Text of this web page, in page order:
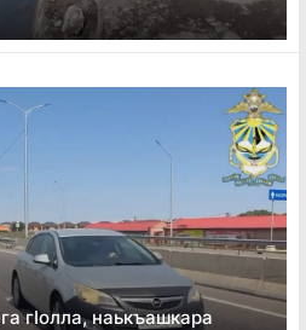
гӏолла, наькъашкара